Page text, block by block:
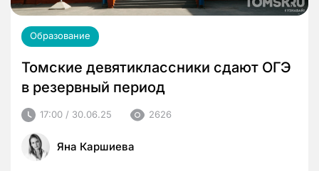
Образование
Томские девятиклассники сдают ОГЭ
в резервный период
17:00 / 30.06.25 2626
Яна Каршиева